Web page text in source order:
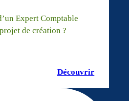
Expert Comptable
de création ?
Découvrir